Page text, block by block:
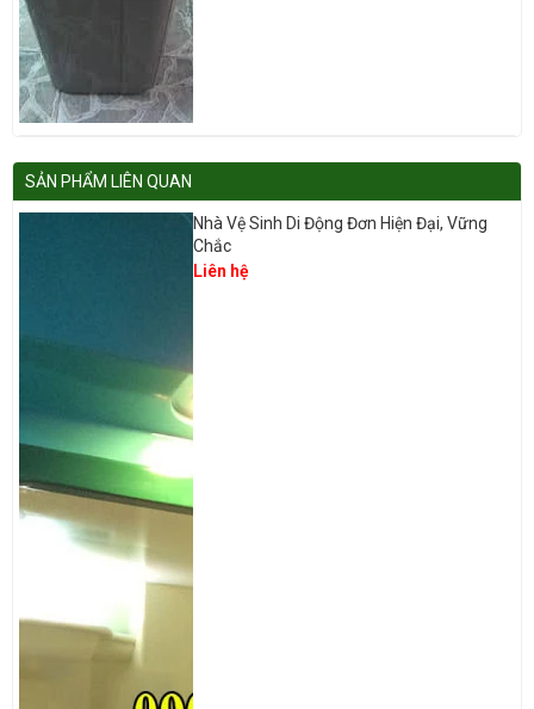
SẢN PHẨM LIÊN QUAN
Nhà Vệ Sinh Di Động Đơn Hiện Đại, Vững
Chắc
Liên hệ